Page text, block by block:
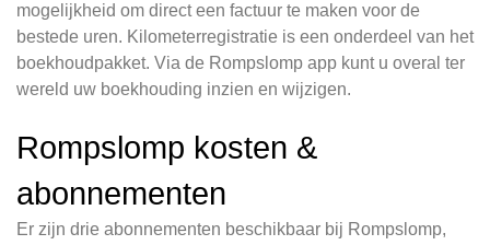
mogelijkheid om direct een factuur te maken voor de
bestede uren. Kilometerregistratie is een onderdeel van het
boekhoudpakket. Via de Rompslomp app kunt u overal ter
wereld uw boekhouding inzien en wijzigen.
Rompslomp kosten &
abonnementen
Er zijn drie abonnementen beschikbaar bij Rompslomp,